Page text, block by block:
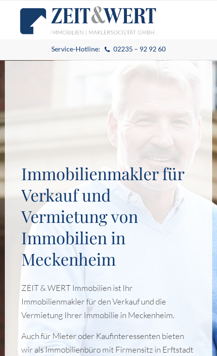
Service-Hotline: 02235 – 92 92 60
Immobilienmakler für
Verkauf und
Vermietung von
Immobilien in
Meckenheim
ZEIT & WERT Immobilien ist Ihr
Immobilienmakler für den Verkauf und die
Vermietung Ihrer Immobilie in Meckenheim.
Auch für Mieter oder Kaufinteressenten bieten
wir als Immobilienbüro mit Firmensitz in Erftstadt